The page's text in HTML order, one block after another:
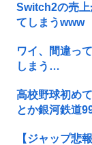
Switch2の売上
てしまうwww
ワイ、間違っ
しまう…
高校野球初め
とか銀河鉄道
【ジャップ悲